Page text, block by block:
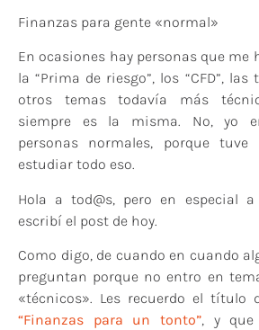
Finanzas para gente «normal»
En ocasiones hay personas que me
la “Prima de riesgo”, los “CFD”, las
otros temas todavía más
siempre es la misma. No, yo
personas normales, porque tuve
estudiar todo eso.
Hola a tod@s, pero en especial
escribí el post de hoy.
Como digo, de cuando en cuando
preguntan porque no entro en
«técnicos». Les recuerdo el título
“Finanzas para un tonto”, y